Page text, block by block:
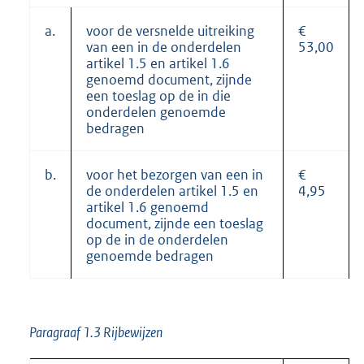
a.
voor de versnelde uitreiking
van een in de onderdelen
artikel 1.5 en artikel 1.6
genoemd document, zijnde
een toeslag op de in die
onderdelen genoemde
bedragen
€
53,00
b.
voor het bezorgen van een in
de onderdelen artikel 1.5 en
artikel 1.6 genoemd
document, zijnde een toeslag
op de in de onderdelen
genoemde bedragen
€
4,95
Paragraaf 1.3 Rijbewijzen